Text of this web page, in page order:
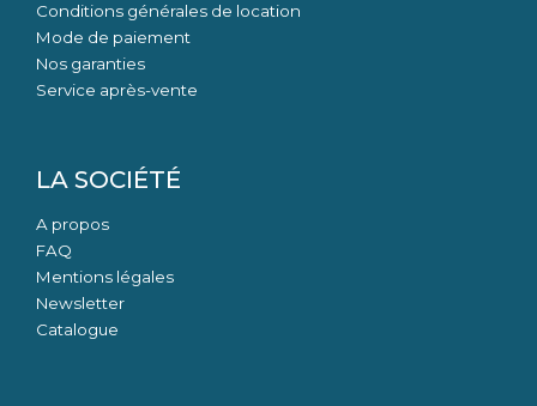
Conditions générales de location
Mode de paiement
Nos garanties
Service après-vente
LA SOCIÉTÉ
A propos
FAQ
Mentions légales
Newsletter
Catalogue